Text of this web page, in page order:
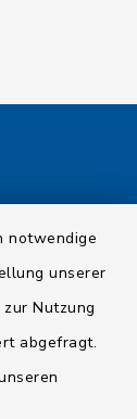
notwendige
unserer
Nutzung
abgefragt.